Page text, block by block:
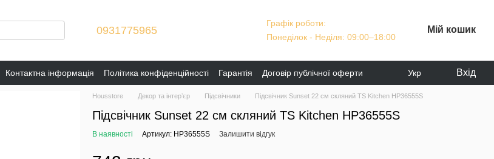
0931775965
Графік роботи:
Понеділок - Неділя: 09:00–18:00
Мій кошик
Контактна інформація Політика конфіденційності Гарантія
Договір публічної оферти
Укр Вхід
Housstore Декор та інтерʼєр Підсвічники Підсвічник Sunset 22 см скляний TS Kitchen HP36555S
Підсвічник Sunset 22 см скляний TS Kitchen HP36555S
В наявності Артикул: HP36555S Залишити відгук